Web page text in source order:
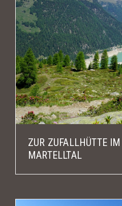
ZUR ZUFALLHÜTTE
MARTELLTAL